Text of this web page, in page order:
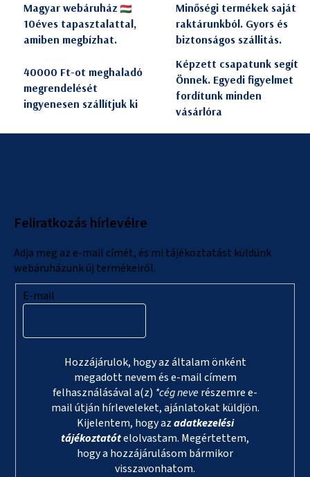
Magyar webáruház
10éves tapasztalattal,
amiben megbízhat.
Minőségi termékek saját
raktárunkból. Gyors és
biztonságos szállitás.
40000 Ft-ot meghaladó
megrendelését
ingyenesen szállítjuk ki
Képzett csapatunk segít
Önnek. Egyedi figyelmet
fordítunk minden
vásárlóra
Feliratkozás hírlevélre
Adja meg az e-mail címét, és mi tájékoztatást küldünk
webáruházunk új termékeiről.
E-mail
Hozzájárulok, hogy az általam önként
megadott nevem és e-mail címem
felhasználásával a(z) *cég neverészemre e-
mail útján hírleveleket, ajánlatokat küldjön.
Kijelentem, hogy azadatkezelési
tájékoztatótelolvastam. Megértettem,
hogy a hozzájárulásom bármikor
visszavonhatom.